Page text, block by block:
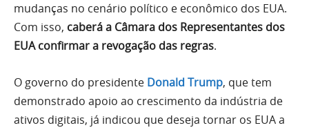
mudanças no cenário político e econômico dos EUA.
Com isso, caberá a Câmara dos Representantes dos
EUA confirmar a revogação das regras.
O governo do presidente Donald Trump, que tem
demonstrado apoio ao crescimento da indústria de
ativos digitais, já indicou que deseja tornar os EUA a